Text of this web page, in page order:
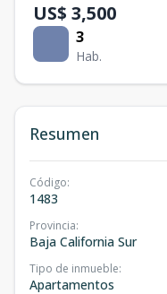
US$ 3,500
3
Hab.
Resumen
Código:
1483
Provincia:
Baja California Sur
Tipo de inmueble:
Apartamentos